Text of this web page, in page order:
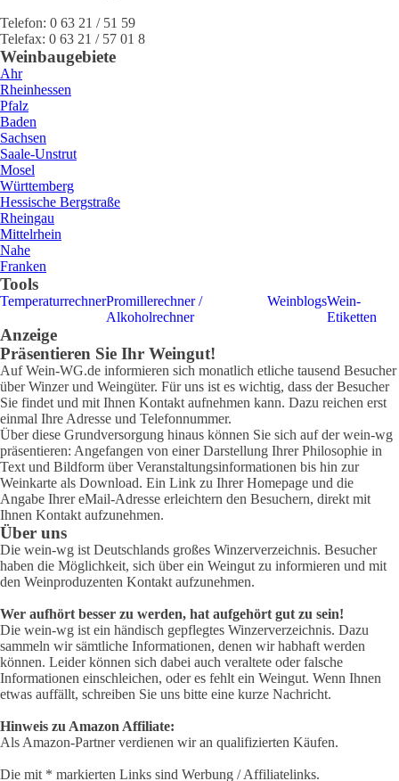
Telefon: 0 63 21 / 51 59
Telefax: 0 63 21 / 57 01 8
Weinbaugebiete
Ahr
Rheinhessen
Pfalz
Baden
Sachsen
Saale-Unstrut
Mosel
Württemberg
Hessische Bergstraße
Rheingau
Mittelrhein
Nahe
Franken
Tools
TemperaturrechnerPromillerechner /
Alkoholrechner
WeinblogsWein-
Etiketten
Anzeige
Präsentieren Sie Ihr Weingut!
Auf Wein-WG.de informieren sich monatlich etliche tausend Besucher
über Winzer und Weingüter. Für uns ist es wichtig, dass der Besucher
Sie findet und mit Ihnen Kontakt aufnehmen kann. Dazu reichen erst
einmal Ihre Adresse und Telefonnummer.
Über diese Grundversorgung hinaus können Sie sich auf der wein-wg
präsentieren: Angefangen von einer Darstellung Ihrer Philosophie in
Text und Bildform über Veranstaltungsinformationen bis hin zur
Weinkarte als Download. Ein Link zu Ihrer Homepage und die
Angabe Ihrer eMail-Adresse erleichtern den Besuchern, direkt mit
Ihnen Kontakt aufzunehmen.
Über uns
Die wein-wg ist Deutschlands großes Winzerverzeichnis. Besucher
haben die Möglichkeit, sich über ein Weingut zu informieren und mit
den Weinproduzenten Kontakt aufzunehmen.
Wer aufhört besser zu werden, hat aufgehört gut zu sein!
Die wein-wg ist ein händisch gepflegtes Winzerverzeichnis. Dazu
sammeln wir sämtliche Informationen, denen wir habhaft werden
können. Leider können sich dabei auch veraltete oder falsche
Informationen einschleichen, oder es fehlt ein Weingut. Wenn Ihnen
etwas auffällt, schreiben Sie uns bitte eine kurze Nachricht.
Hinweis zu Amazon Affiliate:
Als Amazon-Partner verdienen wir an qualifizierten Käufen.
Die mit * markierten Links sind Werbung / Affiliatelinks.